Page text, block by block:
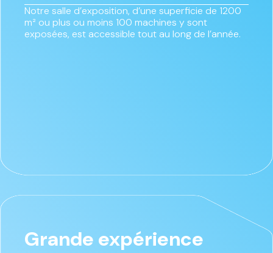
Notre salle d’exposition, d’une superficie de 1200
m² ou plus ou moins 100 machines y sont
exposées, est accessible tout au long de l’année.
Grande expérience